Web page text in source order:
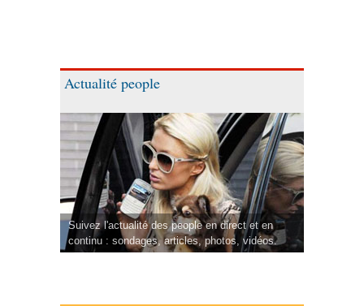
Actualité people
Suivez l'actualité des people en direct et en
continu : sondages, articles, photos, vidéos.